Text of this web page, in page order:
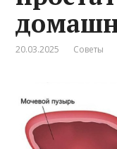
20.03.2025 Советы